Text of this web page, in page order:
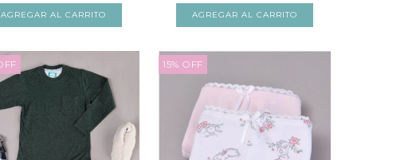
AGREGAR AL CARRITO AGREGAR AL CARRITO
15% OFF